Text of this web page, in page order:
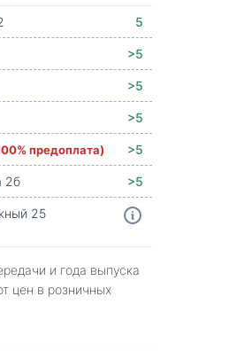
5
>5
>5
>5
предоплата)
>5
2б
>5
25
и года выпуска
цен в розничных